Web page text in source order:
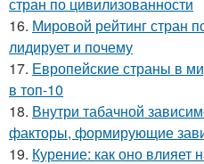
16. Мировой рейтинг стран
лидирует и почему
17. Европейские страны в
в топ-10
18. Внутри табачной
факторы, формирующие
19. Курение: как оно влияет